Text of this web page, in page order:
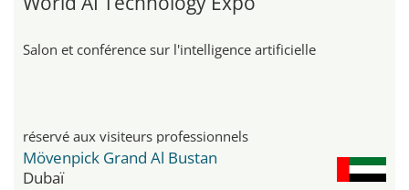
Salon et conférence sur l'intelligence artificielle
réservé aux visiteurs professionnels
Mövenpick Grand Al Bustan
Dubaï